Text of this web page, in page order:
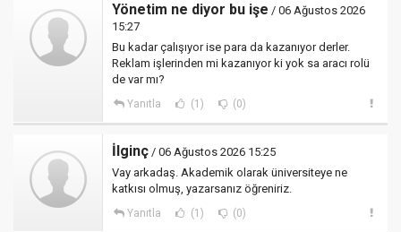
Yönetim ne diyor bu işe / 06 Ağustos 2026
15:27
Bu kadar çalışıyor ise para da kazanıyor derler.
Reklam işlerinden mi kazanıyor ki yok sa aracı rolü
de var mı?
Yanıtla (1) (0)
İlginç / 06 Ağustos 2026 15:25
Vay arkadaş. Akademik olarak üniversiteye ne
katkısı olmuş, yazarsanız öğreniriz.
Yanıtla (1) (0)